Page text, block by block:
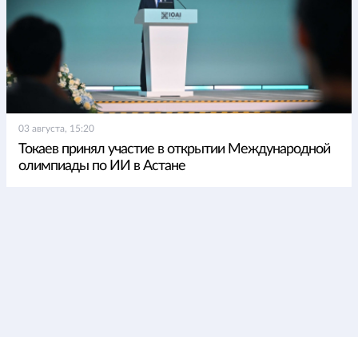
03 августа, 15:20
Токаев принял участие в открытии Международной
олимпиады по ИИ в Астане